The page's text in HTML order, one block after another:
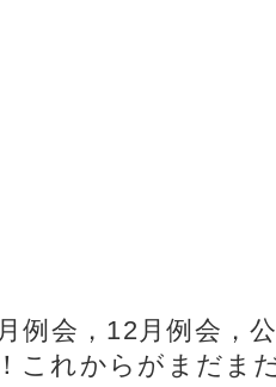
例会，12月例会，
これからがまだま